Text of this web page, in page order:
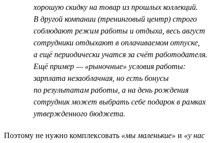
хорошую скидку на товар из прошлых коллекций.
В другой компании (тренинговый центр) строго
соблюдают режим работы и отдыха, весь август
сотрудники отдыхают в оплачиваемом отпуске,
а ещё периодически учатся за счёт работодателя.
Ещё пример — «рыночные» условия работы:
зарплата незаоблачная, но есть бонусы
по результатам работы, а на день рождения
сотрудник может выбрать себе подарок в рамках
утвержденного бюджета.
Поэтому не нужно комплексовать «мы маленькие» и «у нас